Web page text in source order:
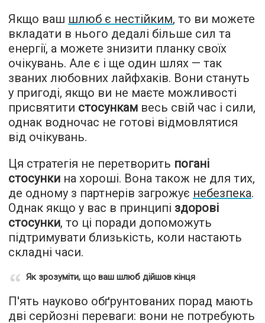
Якщо ваш шлюб є нестійким, то ви можете
вкладати в нього дедалі більше сил та
енергії, а можете знизити планку своїх
очікувань. Але є і ще один шлях — так
званих любовних лайфхаків. Вони стануть
у пригоді, якщо ви не маєте можливості
присвятити стосункам весь свій час і сили,
однак водночас не готові відмовлятися
від очікувань.
Ця стратегія не перетворить погані
стосунки на хороші. Вона також не для тих,
де одному з партнерів загрожує небезпека.
Однак якщо у вас в принципі здорові
стосунки, то ці поради допоможуть
підтримувати близькість, коли настають
складні часи.
Як зрозуміти, що ваш шлюб дійшов кінця
П'ять науково обґрунтованих порад мають
дві серйозні переваги: вони не потребують